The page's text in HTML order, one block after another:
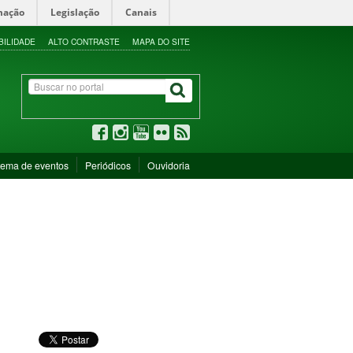
Legislação Canais
ALTO CONTRASTE MAPA DO SITE
de eventos Periódicos Ouvidoria